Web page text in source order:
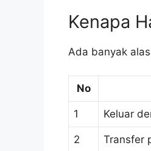
Kenapa
Ada banyak
No
1 Keluar
2 Transfer